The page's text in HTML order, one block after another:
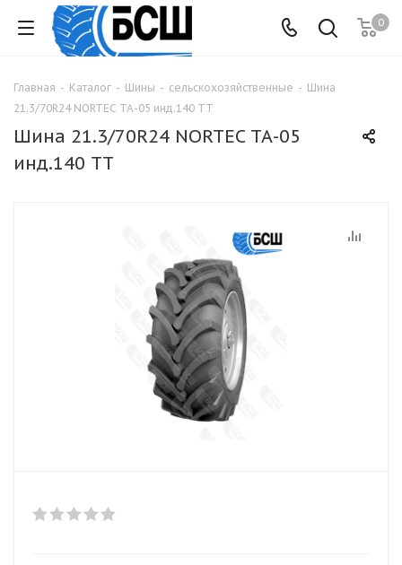
0
Главная - Каталог - Шины - сельскохозяйственные - Шина
21.3/70R24 NORTEC ТА-05 инд.140 ТТ
Шина 21.3/70R24 NORTEC ТА-05
инд.140 ТТ